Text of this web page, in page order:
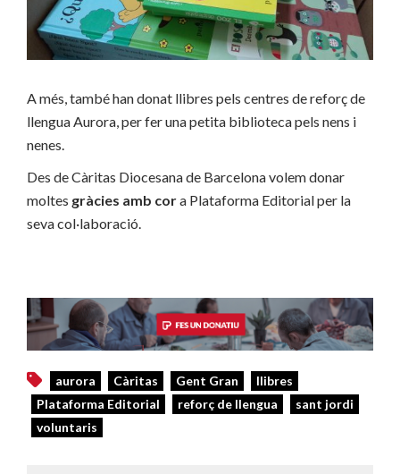
A més, també han donat llibres pels centres de reforç de
llengua Aurora, per fer una petita biblioteca pels nens i
nenes.
Des de Càritas Diocesana de Barcelona volem donar
moltes gràcies amb cora Plataforma Editorial per la
seva col·laboració.
aurora Càritas Gent Gran
llibres
Plataforma Editorial
reforç de llengua
sant jordi
voluntaris